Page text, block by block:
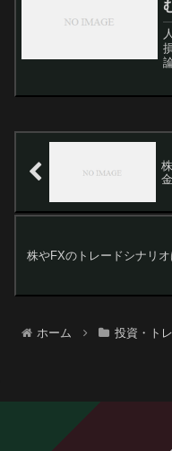
株やFXのトレードシナリ
ホーム 投資・ト